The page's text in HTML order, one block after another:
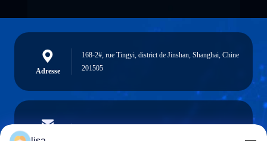
Adresse
168-2#, rue Tingyi, district de Jinshan, Shanghai, Chine
201505
E-mail